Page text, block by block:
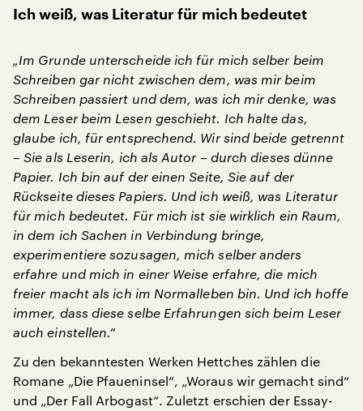
Ich weiß, was Literatur für mich bedeutet
„Im Grunde unterscheide ich für mich selber beim
Schreiben gar nicht zwischen dem, was mir beim
Schreiben passiert und dem, was ich mir denke, was
dem Leser beim Lesen geschieht. Ich halte das,
glaube ich, für entsprechend. Wir sind beide getrennt
– Sie als Leserin, ich als Autor – durch dieses dünne
Papier. Ich bin auf der einen Seite, Sie auf der
Rückseite dieses Papiers. Und ich weiß, was Literatur
für mich bedeutet. Für mich ist sie wirklich ein Raum,
in dem ich Sachen in Verbindung bringe,
experimentiere sozusagen, mich selber anders
erfahre und mich in einer Weise erfahre, die mich
freier macht als ich im Normalleben bin. Und ich hoffe
immer, dass diese selbe Erfahrungen sich beim Leser
auch einstellen.“
Zu den bekanntesten Werken Hettches zählen die
Romane „Die Pfaueninsel“, „Woraus wir gemacht sind“
und „Der Fall Arbogast“. Zuletzt erschien der Essay-